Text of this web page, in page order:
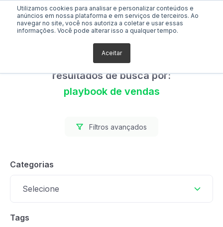
Utilizamos cookies para analisar e personalizar conteúdos e
anúncios em nossa plataforma e em serviços de terceiros. Ao
navegar no site, você nos autoriza a coletar e usar essas
informações. Você pode alterar isso a qualquer tempo.
Aceitar
Foram encontrados 0
resultados de busca por:
playbook de vendas
Filtros avançados
Categorias
Selecione
Tags